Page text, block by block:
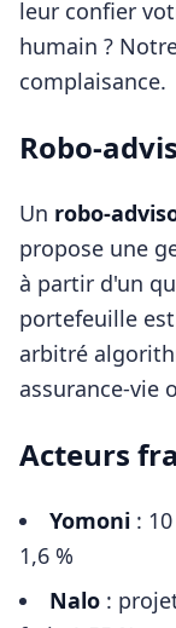
leur confier
humain ?
complaisance.
Robo-
Un robo-
propose une
à partir d'un
portefeuille
arbitré
assurance-vie
Acteurs
Yomoni :
1,6 %
Nalo :